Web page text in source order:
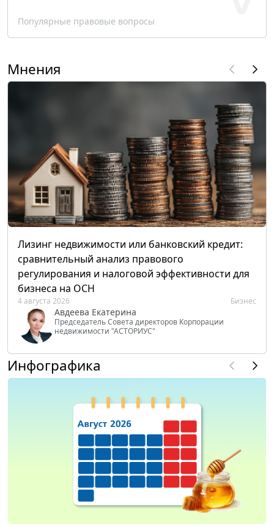
Популярные правовые вопросы
Мнения
Лизинг недвижимости или банковский кредит:
сравнительный анализ правового
регулирования и налоговой эффективности для
бизнеса на ОСН
4 августа 2026 Бизнес
Авдеева Екатерина
Председатель Совета директоров Корпорации
недвижимости "АСТОРИУС"
Инфографика